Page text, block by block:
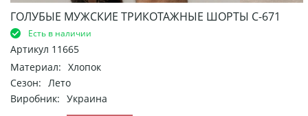
ГОЛУБЫЕ МУЖСКИЕ ТРИКОТАЖНЫЕ ШОРТЫ С-671
Есть в наличии
Артикул 11665
Материал: Хлопок
Сезон:
Лето
Виробник: Украина